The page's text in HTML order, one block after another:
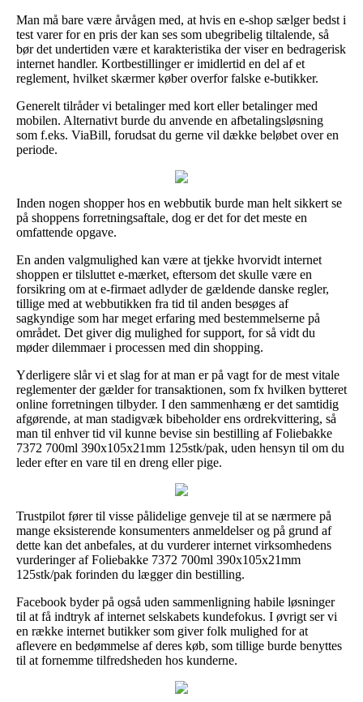
Man må bare være årvågen med, at hvis en e-shop sælger bedst i
test varer for en pris der kan ses som ubegribelig tiltalende, så
bør det undertiden være et karakteristika der viser en bedragerisk
internet handler. Kortbestillinger er imidlertid en del af et
reglement, hvilket skærmer køber overfor falske e-butikker.
Generelt tilråder vi betalinger med kort eller betalinger med
mobilen. Alternativt burde du anvende en afbetalingsløsning
som f.eks. ViaBill, forudsat du gerne vil dække beløbet over en
periode.
Inden nogen shopper hos en webbutik burde man helt sikkert se
på shoppens forretningsaftale, dog er det for det meste en
omfattende opgave.
En anden valgmulighed kan være at tjekke hvorvidt internet
shoppen er tilsluttet e-mærket, eftersom det skulle være en
forsikring om at e-firmaet adlyder de gældende danske regler,
tillige med at webbutikken fra tid til anden besøges af
sagkyndige som har meget erfaring med bestemmelserne på
området. Det giver dig mulighed for support, for så vidt du
møder dilemmaer i processen med din shopping.
Yderligere slår vi et slag for at man er på vagt for de mest vitale
reglementer der gælder for transaktionen, som fx hvilken bytteret
online forretningen tilbyder. I den sammenhæng er det samtidig
afgørende, at man stadigvæk bibeholder ens ordrekvittering, så
man til enhver tid vil kunne bevise sin bestilling af Foliebakke
7372 700ml 390x105x21mm 125stk/pak, uden hensyn til om du
leder efter en vare til en dreng eller pige.
Trustpilot fører til visse pålidelige genveje til at se nærmere på
mange eksisterende konsumenters anmeldelser og på grund af
dette kan det anbefales, at du vurderer internet virksomhedens
vurderinger af Foliebakke 7372 700ml 390x105x21mm
125stk/pak forinden du lægger din bestilling.
Facebook byder på også uden sammenligning habile løsninger
til at få indtryk af internet selskabets kundefokus. I øvrigt ser vi
en række internet butikker som giver folk mulighed for at
aflevere en bedømmelse af deres køb, som tillige burde benyttes
til at fornemme tilfredsheden hos kunderne.